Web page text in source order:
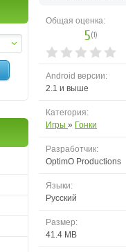
Общая оценка:
5(1)
Android версии:
2.1 и выше
Категория:
Игры » Гонки
Разработчик:
OptimO Productions
Языки:
Русский
Размер:
41.4 MB